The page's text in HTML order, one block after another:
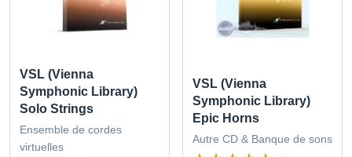
VSL (Vienna
Symphonic Library)
Solo Strings
Ensemble de cordes
virtuelles
VSL (Vienna
Symphonic Library)
Epic Horns
Autre CD & Banque de sons